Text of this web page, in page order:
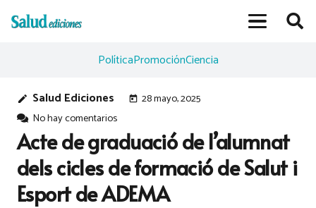
PolíticaPromociónCiencia
edit Salud Ediciones today 28 mayo, 2025
No hay comentarios
Acte de graduació de l’alumnat
dels cicles de formació de Salut i
Esport de ADEMA